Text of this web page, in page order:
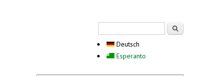
Deutsch
Esperanto